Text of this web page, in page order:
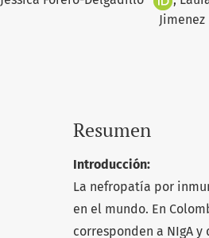
Jimenez
Resumen
Introducción:
La nefropatía por
en el mundo. En
corresponden a NIgA